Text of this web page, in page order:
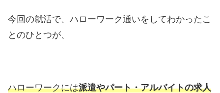
今回の就活で、ハローワーク通いをしてわかったこ
とのひとつが、
ハローワークには派遣やパート・アルバイトの求人